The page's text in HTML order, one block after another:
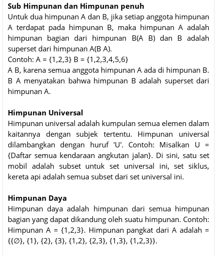
Sub Himpunan dan Himpunan penuh
Untuk dua himpunan A dan B, jika setiap anggota himpunan
A terdapat pada himpunan B, maka himpunan A adalah
himpunan bagian dari himpunan B(A B) dan B adalah
superset dari himpunan A(B A).
Contoh: A = {1,2,3} B = {1,2,3,4,5,6}
A B, karena semua anggota himpunan A ada di himpunan B.
B A menyatakan bahwa himpunan B adalah superset dari
himpunan A.
Himpunan Universal
Himpunan universal adalah kumpulan semua elemen dalam
kaitannya dengan subjek tertentu. Himpunan universal
dilambangkan dengan huruf 'U'. Contoh: Misalkan U =
{Daftar semua kendaraan angkutan jalan}. Di sini, satu set
mobil adalah subset untuk set universal ini, set siklus,
kereta api adalah semua subset dari set universal ini.
Himpunan Daya
Himpunan daya adalah himpunan dari semua himpunan
bagian yang dapat dikandung oleh suatu himpunan. Contoh:
Himpunan A = {1,2,3}. Himpunan pangkat dari A adalah =
{{∅}, {1}, {2}, {3}, {1,2}, {2,3}, {1,3}, {1,2,3}}.